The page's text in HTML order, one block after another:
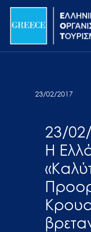
Σημείωση:
ιστότοπος
προσβασιμότητας.
Μετάβαση
περιεχόμενο
23/02/2017
23/
Η